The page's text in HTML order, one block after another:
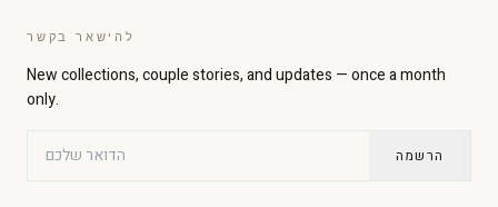
להישאר בקשר
New collections, couple stories, and updates — once a month
only.
הרשמה